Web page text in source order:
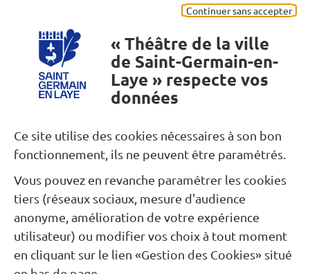
Continuer sans accepter
« Théâtre de la ville
de Saint-Germain-en-
Laye » respecte vos
données
Ce site utilise des cookies nécessaires à son bon
fonctionnement, ils ne peuvent être paramétrés.
Vous pouvez en revanche paramétrer les cookies
tiers (réseaux sociaux, mesure d'audience
anonyme, amélioration de votre expérience
utilisateur) ou modifier vos choix à tout moment
en cliquant sur le lien «Gestion des Cookies» situé
Nous contacter
Restons connectés...
Newsletter FacebookInstagram